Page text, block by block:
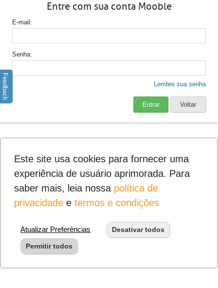
Entre com sua conta Mooble
E-mail
Senha
Lembre sua senha
Entrar Voltar
Feedback
Este site usa cookies para fornecer uma
experiência de usuário aprimorada. Para
saber mais, leia nossa política de
privacidadee termos e condições
Atualizar Preferências Desativar todos
Permitir todos